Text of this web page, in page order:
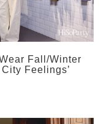
Fall/Winter
Feelings’